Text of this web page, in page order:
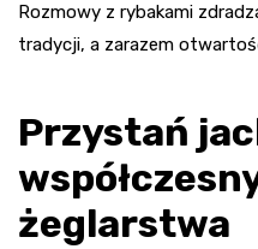
Rozmowy z rybakami
tradycji, a zarazem
Przystań
żeglarstwa